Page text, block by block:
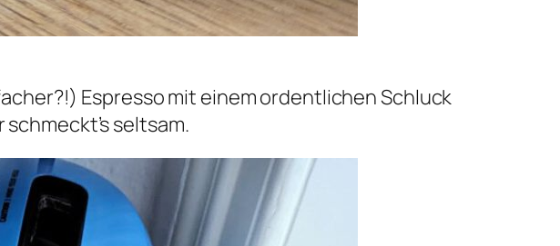
Espresso mit einem ordentlichen Schluck
seltsam.